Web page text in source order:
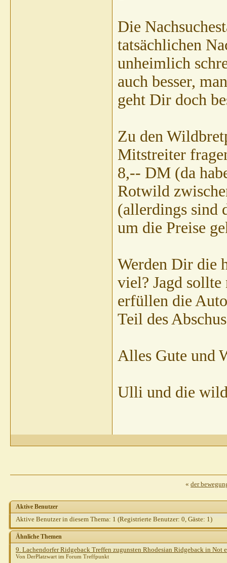
Die
tatsächlichen
unheimlich
auch besser,
geht Dir doch
Zu den
Mitstreiter
8,-- DM (da
Rotwild
(allerdings sind
um die Preise
Werden Dir die
viel? Jagd sollte
erfüllen die
Teil des
Alles Gute und
Ulli und die
« der
Aktive Benutzer
Aktive Benutzer in diesem Thema: 1 (Registrierte Benutzer: 0, Gäste: 1)
Ähnliche Themen
9. Lachendorfer Ridgeback Treffen zugunsten Rhodesian Ridgeback in Not
Von DerPlatzwart im Forum Treffpunkt